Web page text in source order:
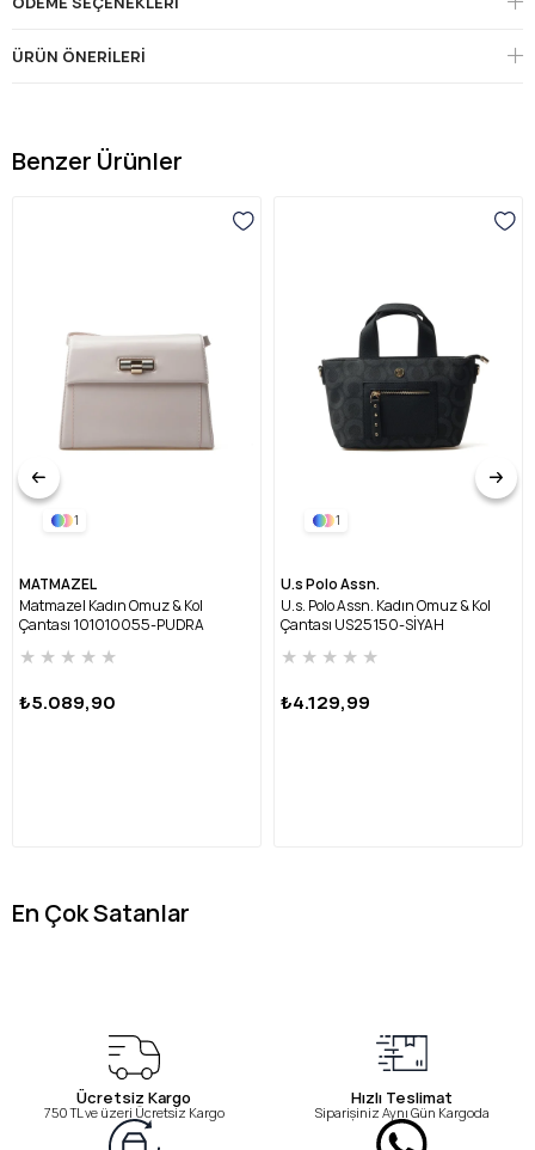
ÜRÜN ÖNERILERI
Benzer Ürünler
1
MATMAZEL
Matmazel Kadın Omuz & Kol
Çantası 101010055-PUDRA
★ ★ ★ ★ ★
₺5.089,90
1
U.s Polo Assn.
U.s. Polo Assn. Kadın Omuz & Kol
Çantası US25150-SİYAH
★ ★ ★ ★ ★
₺4.129,99
En Çok Satanlar
Ücretsiz Kargo
750 TL ve üzeri Ücretsiz Kargo
Hızlı Teslimat
Siparişiniz Aynı Gün Kargoda